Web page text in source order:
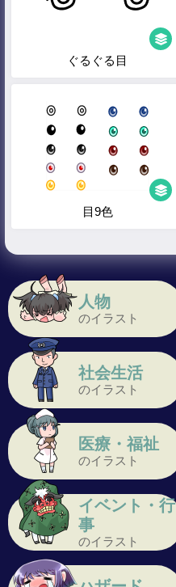
人物
のイラスト
社会生活
のイラスト
医療・福祉
のイラスト
イベント・行
事
のイラスト
ぐるぐる目
目9色